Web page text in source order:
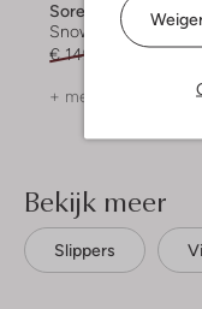
Sorel
Snowboots
€ 149,95
€ 104,99
+ meer kleuren
Bekijk meer
Slippers